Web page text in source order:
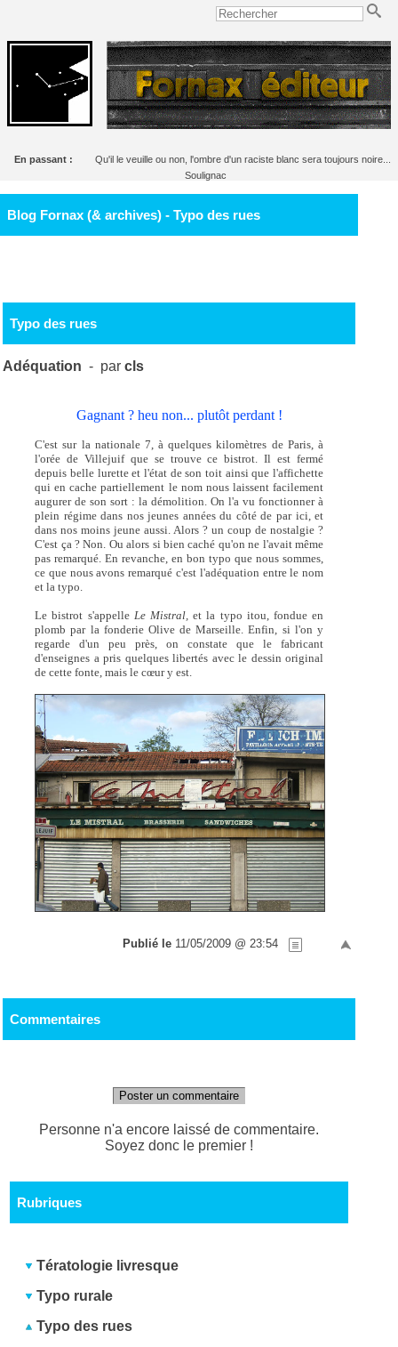
En passant :
Qu'il le veuille ou non, l'ombre d'un raciste blanc sera toujours noire...
Soulignac
Blog Fornax (& archives) - Typo des rues
Typo des rues
Adéquation - parcls
Gagnant ? heu non... plutôt perdant !
C'est sur la nationale 7, à quelques kilomètres de Paris, à
l'orée de Villejuif que se trouve ce bistrot. Il est fermé
depuis belle lurette et l'état de son toit ainsi que l'affichette
qui en cache partiellement le nom nous laissent facilement
augurer de son sort : la démolition. On l'a vu fonctionner à
plein régime dans nos jeunes années du côté de par ici, et
dans nos moins jeune aussi. Alors ? un coup de nostalgie ?
C'est ça ? Non. Ou alors si bien caché qu'on ne l'avait même
pas remarqué. En revanche, en bon typo que nous sommes,
ce que nous avons remarqué c'est l'adéquation entre le nom
et la typo.
Le bistrot s'appelle Le Mistral, et la typo itou, fondue en
plomb par la fonderie Olive de Marseille. Enfin, si l'on y
regarde d'un peu près, on constate que le fabricant
d'enseignes a pris quelques libertés avec le dessin original
de cette fonte, mais le cœur y est.
Publié le 11/05/2009 @ 23:54
Commentaires
Poster un commentaire
Personne n'a encore laissé de commentaire.
Soyez donc le premier !
Rubriques
Tératologie livresque
Typo rurale
Typo des rues